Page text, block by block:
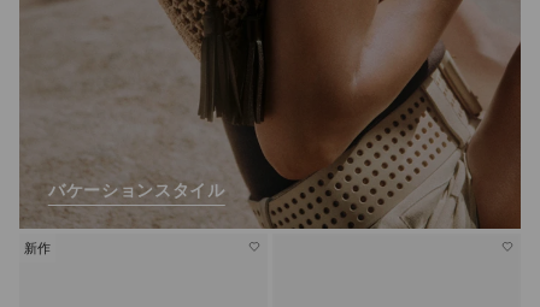
バケーションスタイル
新作